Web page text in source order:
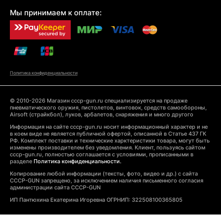
Мы принимаем к оплате:
Политика конфиденциальности
© 2010-2026 Магазин cccp-gun.ru специализируется на продаже
пневматического оружия, пистолетов, винтовок, средств самообороны,
Airsoft (страйкбол), луков, арбалетов, снаряжения и много другого
Информация на сайте cccp-gun.ru носит информационный характер и не
в коем виде не является публичной офертой, описанной в Статье 437 ГК
РФ. Комплект поставки и технические харктеристики товара, могут быть
изменены производителем без уведомления. Клиент, пользуясь сайтом
cccp-gun.ru, полностью соглашается с условиями, прописанными в
разделе Политика конфиденциальности.
Копирование любой информации (тексты, фото, видео и др.) с сайта
CCCP-GUN запрещено, за исключением наличия письменного согласия
администрации сайта CCCP-GUN
ИП Пантюхина Екатерина Игоревна ОГРНИП: 322508100365805